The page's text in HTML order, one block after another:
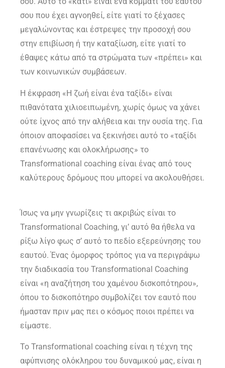
σου που έχει αγνοηθεί, είτε γιατί το ξέχασες
μεγαλώνοντας και έστρεψες την προσοχή σου
στην επιβίωση ή την καταξίωση, είτε γιατί το
έθαψες κάτω από τα στρώματα των «πρέπει» και
των κοινωνικών συμβάσεων.
Η έκφραση «Η ζωή είναι ένα ταξίδι» είναι
πιθανότατα χιλιοειπωμένη, χωρίς όμως να χάνει
ούτε ίχνος από την αλήθεια και την ουσία της. Για
όποιον αποφασίσει να ξεκινήσει αυτό το «ταξίδι
επανένωσης και ολοκλήρωσης» το
Transformational coaching είναι ένας από τους
καλύτερους δρόμους που μπορεί να ακολουθήσει.
Ίσως να μην γνωρίζεις τι ακριβώς είναι το
Transformational Coaching, γι’ αυτό θα ήθελα να
ρίξω λίγο φως σ’ αυτό το πεδίο εξερεύνησης του
εαυτού. Ένας όμορφος τρόπος για να περιγράψω
την διαδικασία του Transformational Coaching
είναι «η αναζήτηση του χαμένου δισκοπότηρου»,
όπου το δισκοπότηρο συμβολίζει τον εαυτό που
ήμασταν πριν μας πει ο κόσμος ποιοι πρέπει να
είμαστε.
Το Transformational coaching είναι η τέχνη της
αφύπνισης ολόκληρου του δυναμικού μας, είναι η